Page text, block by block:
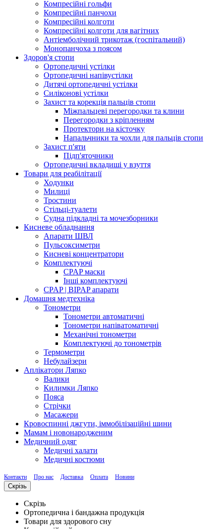
Компресійні гольфи
Компресійні панчохи
Компресійні колготи
Компресійні колготи для вагітних
Антіемболічний трикотаж (госпітальний)
Монопанчоха з поясом
Здоров'я стопи
Ортопедичні устілки
Ортопедичні напівустілки
Дитячі ортопедичні устілки
Силіконові устілки
Захист та корекція пальців стопи
Міжпальцеві перегородки та клини
Перегородки з кріпленням
Протектори на кісточку
Напальчники та чохли для пальців стопи
Захист п'яти
Підп'яточники
Ортопедичні вкладиші у взуття
Товари для реабілітації
Ходунки
Милиці
Тростини
Стільці-туалети
Судна підкладні та мочезборники
Кисневе обладнання
Апарати ШВЛ
Пульсоксиметри
Кисневі концентратори
Комплектуючі
CPAP маски
Інші комплектуючі
CPAP | BIPAP апарати
Домашня медтехніка
Тонометри
Тонометри автоматичні
Тонометри напіватоматичні
Механічні тонометри
Комплектуючі до тонометрів
Термометри
Небулайзери
Аплікатори Ляпко
Валики
Килимки Ляпко
Пояса
Стрічки
Масажери
Кровоспинні джгути, іммобілізаційні шини
Мамам і новонародженим
Медичний одяг
Медичні халати
Медичні костюми
Контакти Про нас Доставка Оплата Новини
Скрізь
Скрізь
Ортопедична і бандажна продукція
Товари для здорового сну